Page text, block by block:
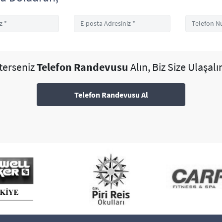
Telefon Randevusu Alın, Biz Size
Telefon Randevusu Al